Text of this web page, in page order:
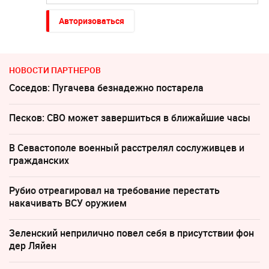
Авторизоваться
НОВОСТИ ПАРТНЕРОВ
Соседов: Пугачева безнадежно постарела
Песков: СВО может завершиться в ближайшие часы
В Севастополе военный расстрелял сослуживцев и
гражданских
Рубио отреагировал на требование перестать
накачивать ВСУ оружием
Зеленский неприлично повел cебя в присутствии фон
дер Ляйен